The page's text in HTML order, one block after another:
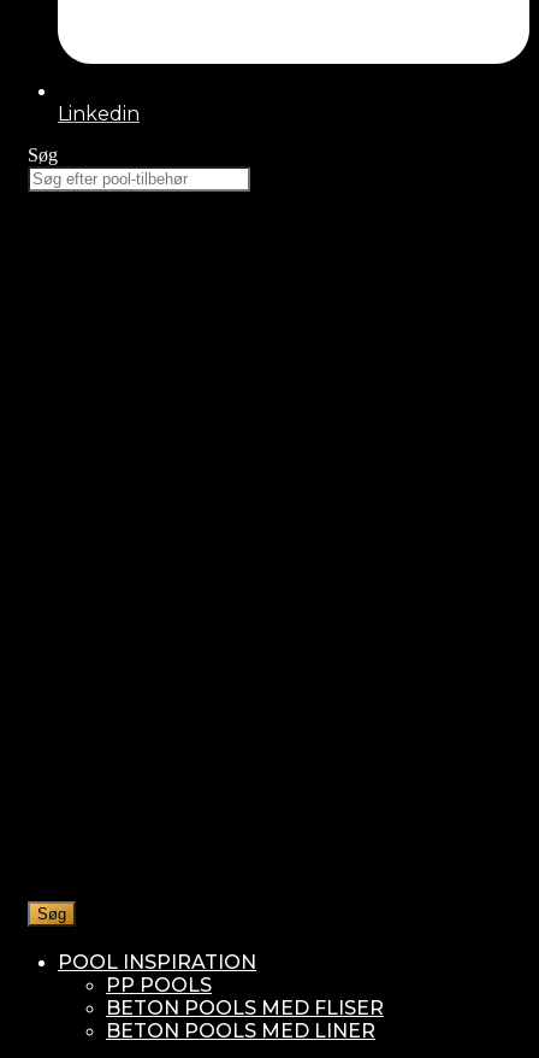
Linkedin
Søg
Søg
POOL INSPIRATION
PP POOLS
BETON POOLS MED FLISER
BETON POOLS MED LINER